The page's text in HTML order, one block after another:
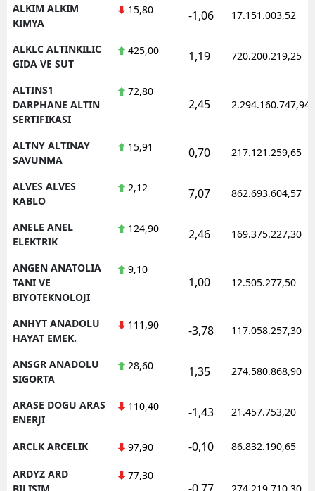
ALKIM ALKIM
KIMYA
15,80 -1,06 17.151.003,52
ALKLC ALTINKILIC
GIDA VE SUT
425,00 1,19 720.200.219,25
ALTINS1
DARPHANE ALTIN
SERTIFIKASI
72,80
2,45 2.294.160.747,94
ALTNY ALTINAY
SAVUNMA
15,91 0,70 217.121.259,65
ALVES ALVES
KABLO
2,12 7,07 862.693.604,57
ANELE ANEL
ELEKTRIK
124,90 2,46 169.375.227,30
ANGEN ANATOLIA
TANI VE
BIYOTEKNOLOJI
9,10
1,00 12.505.277,50
ANHYT ANADOLU
HAYAT EMEK.
111,90 -3,78 117.058.257,30
ANSGR ANADOLU
SIGORTA
28,60 1,35 274.580.868,90
ARASE DOGU ARAS
ENERJI
110,40 -1,43 21.457.753,20
ARCLK ARCELIK 97,90 -0,10 86.832.190,65
ARDYZ ARD
BILISIM
77,30
-0,77 274.219.710,30